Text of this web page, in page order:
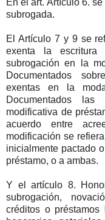
En el art. Artículo 6.
subrogada.
El Artículo 7 y 9 se
exenta la escritura
subrogación en la
Documentados
exentas en la
Documentados
modificativa de
acuerdo entre
modificación se
inicialmente pactado
préstamo, o a ambas.
Y el artículo 8.
subrogación,
créditos o